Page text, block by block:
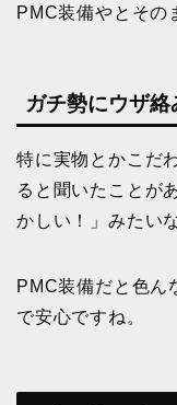
PMC装備やとその
ガチ勢にウザ
特に実物とかこだ
ると聞いたことが
かしい！」みたいな
PMC装備だと色ん
で安心ですね。